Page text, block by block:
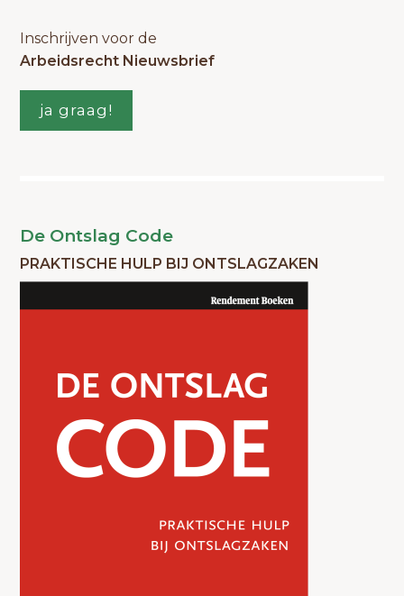
Inschrijven voor de
Arbeidsrecht Nieuwsbrief
ja graag!
De Ontslag Code
PRAKTISCHE HULP BIJ ONTSLAGZAKEN